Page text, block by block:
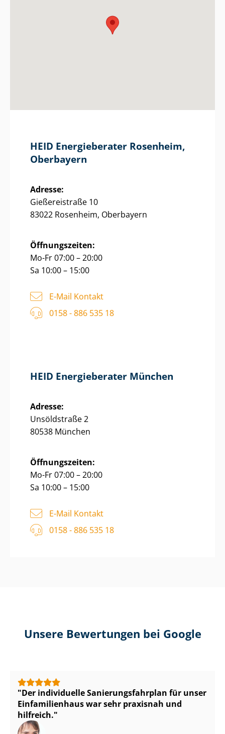
HEID Energieberater Rosenheim,
Oberbayern
Adresse:
Gießereistraße 10
83022 Rosenheim, Oberbayern
Öffnungszeiten:
Mo-Fr 07:00 – 20:00
Sa 10:00 – 15:00
E-Mail Kontakt
0158 - 886 535 18
HEID Energieberater München
Adresse:
Unsöldstraße 2
80538 München
Öffnungszeiten:
Mo-Fr 07:00 – 20:00
Sa 10:00 – 15:00
E-Mail Kontakt
0158 - 886 535 18
Unsere Bewertungen bei Google
Der individuelle Sa­nie­rungs­fahr­plan für unser
Einfamilienhaus war sehr praxisnah und
hilfreich.